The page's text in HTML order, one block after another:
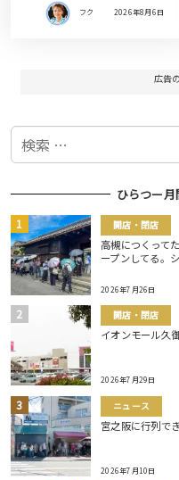
フク 2026年8月6日
広告
検
ひらつー
開店・閉店
高槻につくって
ープンしてる。
2026年7月26日
開店・閉店
イオンモール久
2026年7月29日
ニュース
宮之阪に行列で
2026年7月10日